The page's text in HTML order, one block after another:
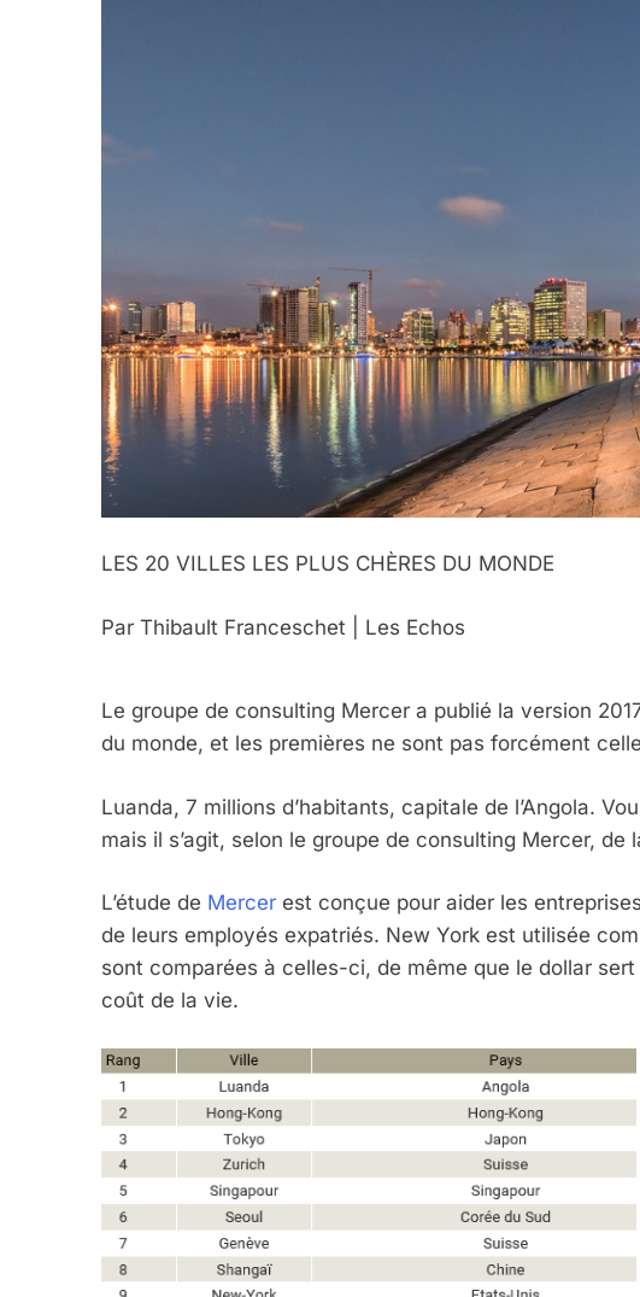
LES 20 VILLES LES PLUS CHÈRES DU MONDE
Par Thibault Franceschet | Les Echos
Le groupe de consulting Mercer a publié la version
du monde, et les premières ne sont pas forcément
Luanda, 7 millions d’habitants, capitale de l’Angola.
mais il s’agit, selon le groupe de consulting Mercer,
L’étude de Mercer est conçue pour aider les
de leurs employés expatriés. New York est utilisée
sont comparées à celles-ci, de même que le dollar
coût de la vie.